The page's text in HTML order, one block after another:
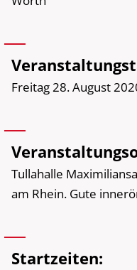
Freitag 28. August
Tullahalle
am Rhein. Gute
Startzeiten: